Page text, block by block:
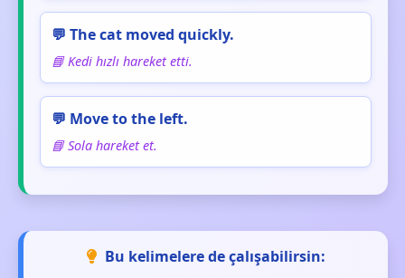
💬 The cat moved quickly.
📘 Kedi hızlı hareket etti.
💬 Move to the left.
📘 Sola hareket et.
Bu kelimelere de çalışabilirsin: